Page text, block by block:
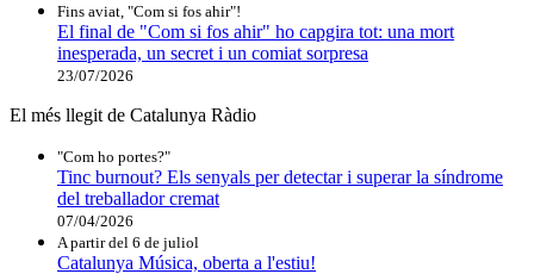
Fins aviat, "Com si fos ahir"!
El final de "Com si fos ahir" ho capgira tot: una mort
inesperada, un secret i un comiat sorpresa
23/07/2026
El més llegit de Catalunya Ràdio
"Com ho portes?"
Tinc burnout? Els senyals per detectar i superar la síndrome
del treballador cremat
07/04/2026
A partir del 6 de juliol
Catalunya Música, oberta a l'estiu!